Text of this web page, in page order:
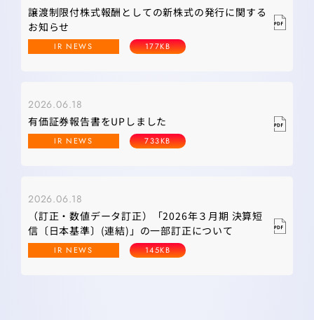
譲渡制限付株式報酬としての新株式の発行に関する
お知らせ
IR NEWS 177KB
2026.06.18
有価証券報告書をUPしました
IR NEWS 733KB
2026.06.18
（訂正・数値データ訂正）「2026年３月期 決算短
信〔日本基準〕(連結)」の一部訂正について
IR NEWS 145KB